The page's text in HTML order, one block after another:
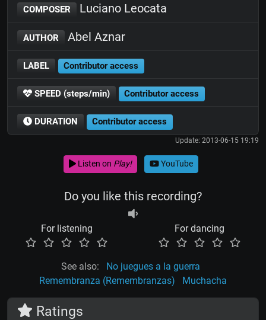
COMPOSER Luciano Leocata
AUTHOR Abel Aznar
LABEL Contributor access
SPEED (steps/min) Contributor access
DURATION Contributor access
Update: 2013-06-15 19:19
Listen on Play! YouTube
Do you like this recording?
For listening For dancing
See also:
No juegues a la guerra
Remembranza (Remembranzas)
Muchacha
Ratings